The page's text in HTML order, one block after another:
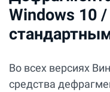
Windows 10
Во всех версиях
средства